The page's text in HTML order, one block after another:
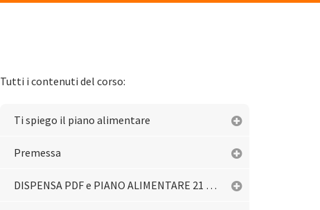
Tutti i contenuti del corso:
Ti spiego il piano alimentare
Premessa
DISPENSA PDF e PIANO ALIMENTARE 21 GIORNI